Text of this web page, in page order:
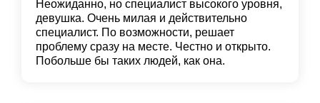
Неожиданно, но специалист высокого уровня,
девушка. Очень милая и действительно
специалист. По возможности, решает
проблему сразу на месте. Честно и открыто.
Побольше бы таких людей, как она.